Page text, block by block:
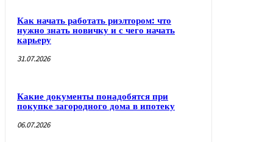
Как начать работать риэлтором: что
нужно знать новичку и с чего начать
карьеру
31.07.2026
Какие документы понадобятся при
покупке загородного дома в ипотеку
06.07.2026